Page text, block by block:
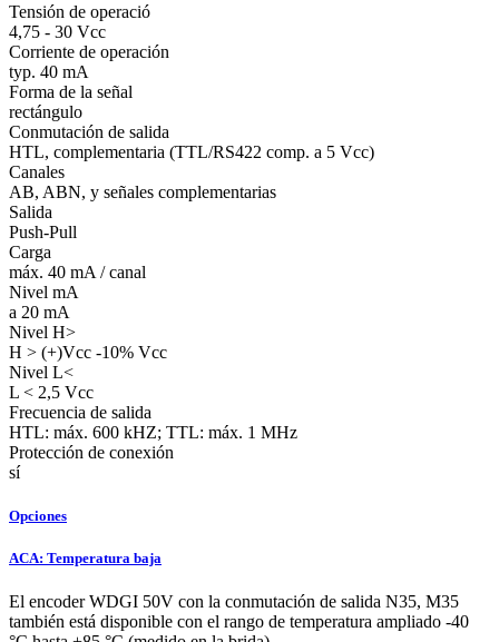
Tensión de operació
4,75 - 30 Vcc
Corriente de operación
typ. 40 mA
Forma de la señal
rectángulo
Conmutación de salida
HTL, complementaria (TTL/RS422 comp. a 5 Vcc)
Canales
AB, ABN, y señales complementarias
Salida
Push-Pull
Carga
máx. 40 mA / canal
Nivel mA
a 20 mA
Nivel H>
H > (+)Vcc -10% Vcc
Nivel L<
L < 2,5 Vcc
Frecuencia de salida
HTL: máx. 600 kHZ; TTL: máx. 1 MHz
Protección de conexión
sí
Opciones
ACA: Temperatura baja
El encoder WDGI 50V con la conmutación de salida N35, M35
también está disponible con el rango de temperatura ampliado -40